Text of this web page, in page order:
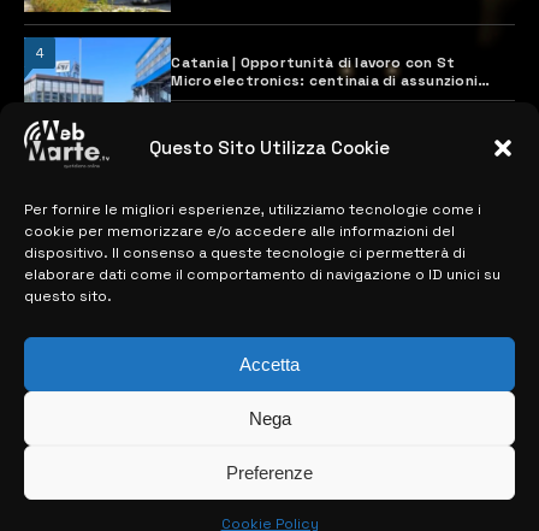
Questo Sito Utilizza Cookie
Per fornire le migliori esperienze, utilizziamo tecnologie come i
cookie per memorizzare e/o accedere alle informazioni del
dispositivo. Il consenso a queste tecnologie ci permetterà di
elaborare dati come il comportamento di navigazione o ID unici su
questo sito.
Accetta
Nega
Preferenze
Cookie Policy
4
Catania | Opportunità di lavoro con St
Microelectronics: centinaia di assunzioni
previste
MAPPA DEL SITO
> NOTIZIE